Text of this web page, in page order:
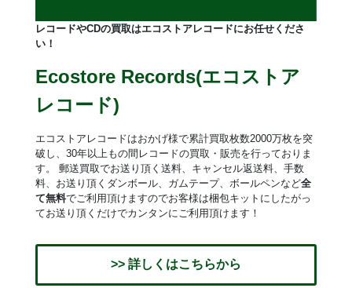
レコードやCDの買取はエコストアレコードにお任せくださ
い！
Ecostore Records(エコストア
レコード)
エコストアレコードはおかげ様で累計買取枚数2000万枚を突
破し、30年以上もの間レコードの買取・販売を行っておりま
す。 郵送買取でお送り頂く送料、キャンセル返送料、手数
料、お送り頂くダンボール、ガムテープ、ボールペンなど全
て無料でご利用頂けますのでお客様は梱包キットにしたがっ
てお送り頂くだけでカンタンにご利用頂けます！
>> 詳しくはこちらから